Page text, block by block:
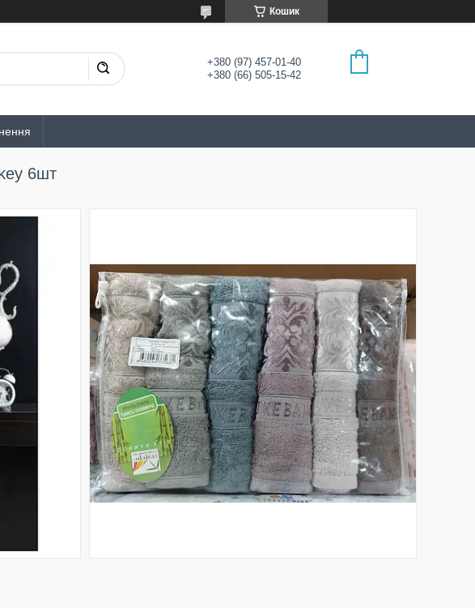
Кошик
+380 (97) 457-01-40
+380 (66) 505-15-42
6шт